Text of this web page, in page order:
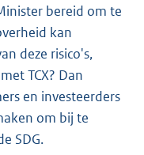
bereid om te
kan
deze risico's,
TCX? Dan
en investeerders
om bij te
SDG.